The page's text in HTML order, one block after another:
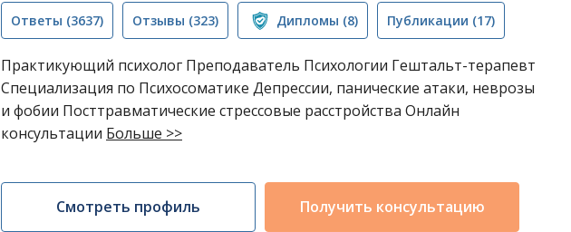
Ответы (3637) Отзывы (323) Дипломы (8) Публикации (17)
Практикующий психолог Преподаватель Психологии Гештальт-терапевт
Специализация по Психосоматике Депрессии, панические атаки, неврозы
и фобии Посттравматические стрессовые расстройства Онлайн
консультации Больше >>
Смотреть профиль Получить консультацию